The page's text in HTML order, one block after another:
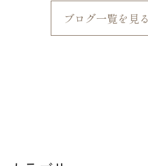
ブログ一覧を見る